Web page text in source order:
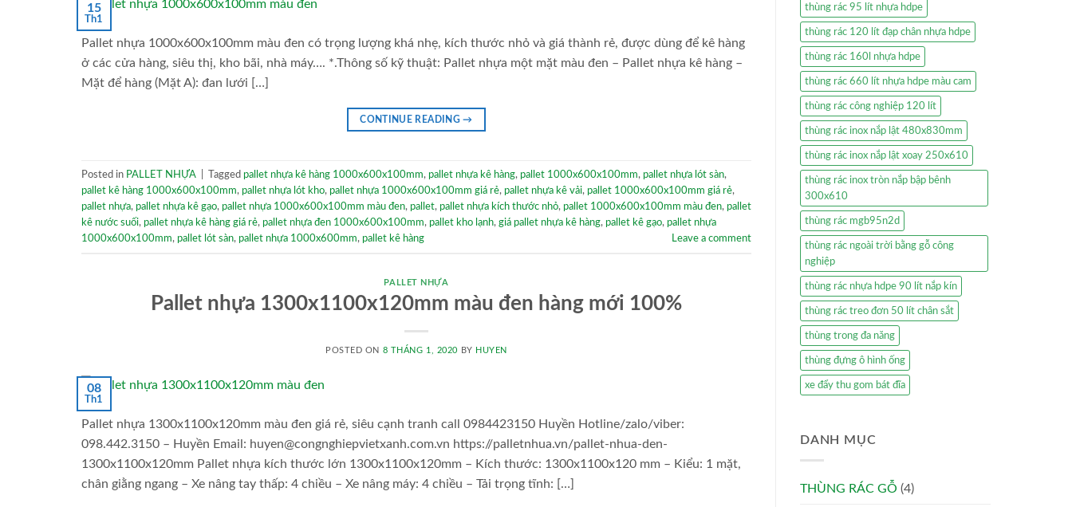
15
Th1
Pallet nhựa 1000x600x100mm màu đen có trọng lượng khá nhẹ, kích thước nhỏ và giá thành rẻ, được dùng để kê hàng
ở các cửa hàng, siêu thị, kho bãi, nhà máy…. *.Thông số kỹ thuật: Pallet nhựa một mặt màu đen – Pallet nhựa kê hàng –
Mặt để hàng (Mặt A): đan lưới […]
CONTINUE READING→
Posted in PALLET NHỰA Tagged pallet nhựa kê hàng 1000x600x100mm, pallet nhựa kê hàng, pallet 1000x600x100mm, pallet nhựa lót sàn,
pallet kê hàng 1000x600x100mm, pallet nhựa lót kho, pallet nhựa 1000x600x100mm giá rẻ, pallet nhựa kê vải, pallet 1000x600x100mm giá rẻ,
pallet nhựa, pallet nhựa kê gạo, pallet nhựa 1000x600x100mm màu đen, pallet, pallet nhựa kích thước nhỏ, pallet 1000x600x100mm màu đen, pallet
kê nước suối, pallet nhựa kê hàng giá rẻ, pallet nhựa đen 1000x600x100mm, pallet kho lạnh, giá pallet nhựa kê hàng, pallet kê gạo, pallet nhựa
1000x600x100mm, pallet lót sàn, pallet nhựa 1000x600mm, pallet kê hàng Leave a comment
PALLET NHỰA
Pallet nhựa 1300x1100x120mm màu đen hàng mới 100%
POSTED ON 8 THÁNG 1, 2020 BY HUYEN
08
Th1
Pallet nhựa 1300x1100x120mm màu đen giá rẻ, siêu cạnh tranh call 0984423150 Huyền Hotline/zalo/viber:
098.442.3150 – Huyền Email: huyen@congnghiepvietxanh.com.vn https://palletnhua.vn/pallet-nhua-den-
1300x1100x120mm Pallet nhựa kích thước lớn 1300x1100x120mm – Kích thước: 1300x1100x120 mm – Kiểu: 1 mặt,
chân giằng ngang – Xe nâng tay thấp: 4 chiều – Xe nâng máy: 4 chiều – Tải trọng tĩnh: […]
thùng rác 95 lít nhựa hdpe
thùng rác 120 lít đạp chân nhựa hdpe
thùng rác 160l nhựa hdpe
thùng rác 660 lít nhựa hdpe màu cam
thùng rác công nghiệp 120 lít
thùng rác inox nắp lật 480x830mm
thùng rác inox nắp lật xoay 250x610
thùng rác inox tròn nắp bập bênh
300x610
thùng rác mgb95n2d
thùng rác ngoài trời bằng gỗ công
nghiệp
thùng rác nhựa hdpe 90 lít nắp kín
thùng rác treo đơn 50 lít chân sắt
thùng trong đa năng
thùng đựng ô hình ống
xe đẩy thu gom bát đĩa
DANH MỤC
THÙNG RÁC GỖ (4)